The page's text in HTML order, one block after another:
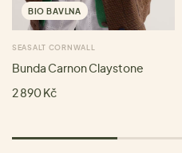
BIO BAVLNA
SEASALT CORNWALL
Bunda Carnon Claystone
2 890 Kč